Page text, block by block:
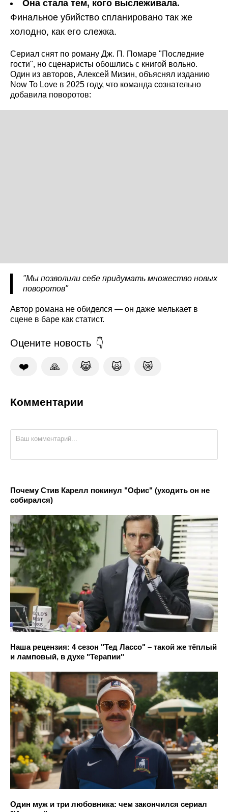
Она стала тем, кого выслеживала.
Финальное убийство спланировано так же
холодно, как его слежка.
Сериал снят по роману Дж. П. Помаре "Последние
гости", но сценаристы обошлись с книгой вольно.
Один из авторов, Алексей Мизин, объяснял изданию
Now To Love в 2025 году, что команда сознательно
добавила поворотов:
"Мы позволили себе придумать множество новых
поворотов"
Автор романа не обиделся — он даже мелькает в
сцене в баре как статист.
Оцените новость
❤️ 🙏 😹 🙀 😿
Комментарии
Почему Стив Карелл покинул "Офис" (уходить он не
собирался)
Наша рецензия: 4 сезон "Тед Лассо" – такой же тёплый
и ламповый, в духе "Терапии"
Один муж и три любовника: чем закончился сериал